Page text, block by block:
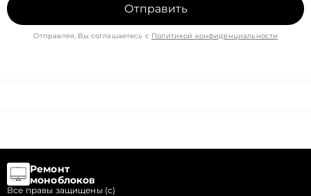
Отправить
Отправляя, Вы соглашаетесь с Политикой конфиденциальности
Ремонт
моноблоков
Все правы защищены (с)